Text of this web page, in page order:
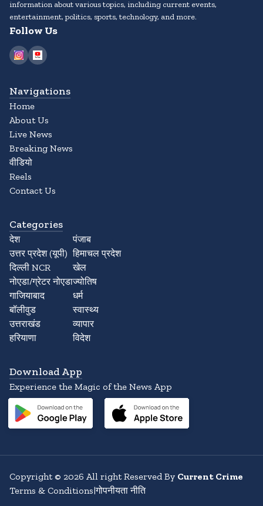
information about various topics, including current events,
entertainment, politics, sports, technology, and more.
Follow Us
Navigations
Home
About Us
Live News
Breaking News
वीडियो
Reels
Contact Us
Categories
देश
उत्तर प्रदेश (यूपी)
दिल्ली NCR
नोएडा/ग्रेटर नोएडा
गाजियाबाद
बॉलीवुड
उत्तराखंड
हरियाणा
पंजाब
हिमाचल प्रदेश
खेल
ज्योतिष
धर्म
स्वास्थ्य
व्यापार
विदेश
Download App
Experience the Magic of the News App
Copyright© 2026 All right Reserved By Current Crime
Terms & Conditions|गोपनीयता नीति